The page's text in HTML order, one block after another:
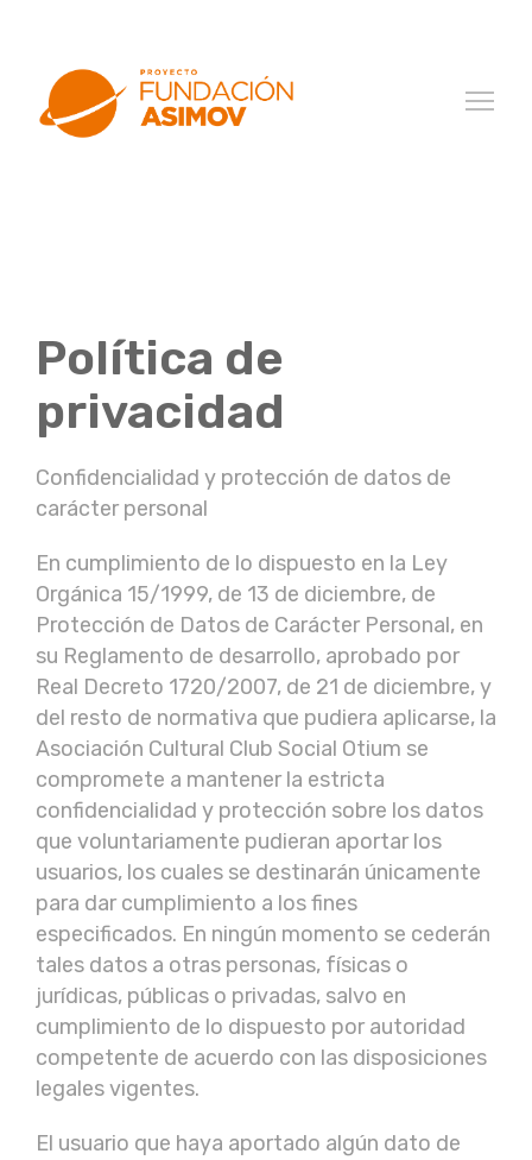
Política de
privacidad
Confidencialidad y protección de datos de
carácter personal
En cumplimiento de lo dispuesto en la Ley
Orgánica 15/1999, de 13 de diciembre, de
Protección de Datos de Carácter Personal, en
su Reglamento de desarrollo, aprobado por
Real Decreto 1720/2007, de 21 de diciembre, y
del resto de normativa que pudiera aplicarse, la
Asociación Cultural Club Social Otium se
compromete a mantener la estricta
confidencialidad y protección sobre los datos
que voluntariamente pudieran aportar los
usuarios, los cuales se destinarán únicamente
para dar cumplimiento a los fines
especificados. En ningún momento se cederán
tales datos a otras personas, físicas o
jurídicas, públicas o privadas, salvo en
cumplimiento de lo dispuesto por autoridad
competente de acuerdo con las disposiciones
legales vigentes.
El usuario que haya aportado algún dato de